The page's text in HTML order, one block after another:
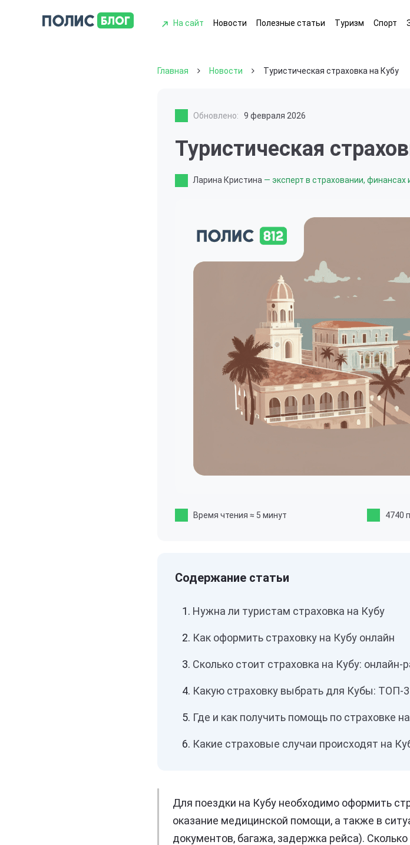
На сайт Новости Полезные статьи Туризм Спорт
Главная Новости Туристическая страховка на Кубу
Обновлено: 9 февраля 2026
Туристическая
Ларина Кристина — эксперт в страховании, финансах
Время чтения ≈ 5 минут 4740
Нужна ли туристам страховка на Кубу
Как оформить страховку на Кубу онлайн
Сколько стоит страховка на Кубу: онлайн-
Какую страховку выбрать для Кубы: ТОП-
Где и как получить помощь по страховке
Какие страховые случаи происходят на
Для поездки на Кубу необходимо оформить
оказание медицинской помощи, а также в
документов, багажа, задержка рейса).